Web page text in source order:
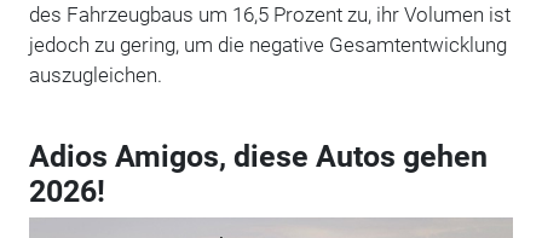
des Fahrzeugbaus um 16,5 Prozent zu, ihr Volumen ist
jedoch zu gering, um die negative Gesamtentwicklung
auszugleichen.
Adios Amigos, diese Autos gehen
2026!